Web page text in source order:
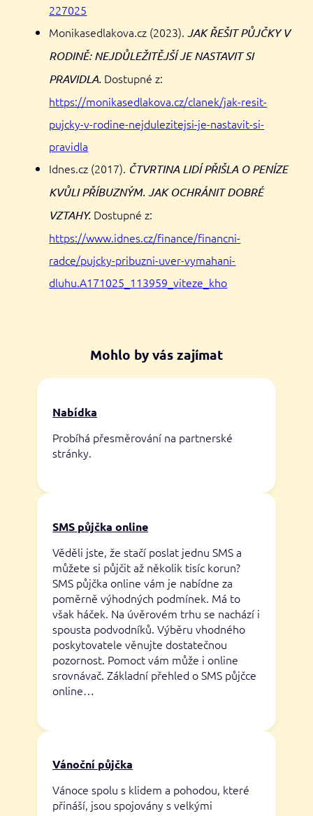
227025
Monikasedlakova.cz (2023).JAK ŘEŠIT PŮJČKY V
RODINĚ: NEJDŮLEŽITĚJŠÍ JE NASTAVIT SI
PRAVIDLA. Dostupné z:
https://monikasedlakova.cz/clanek/jak-resit-
pujcky-v-rodine-nejdulezitejsi-je-nastavit-si-
pravidla
Idnes.cz (2017). ČTVRTINA LIDÍ PŘIŠLA O PENÍZE
KVŮLI PŘÍBUZNÝM. JAK OCHRÁNIT DOBRÉ
VZTAHY. Dostupné z:
https://www.idnes.cz/finance/financni-
radce/pujcky-pribuzni-uver-vymahani-
dluhu.A171025_113959_viteze_kho
Mohlo by vás zajímat
Nabídka
Probíhá přesměrování na partnerské
stránky.
SMS půjčka online
Věděli jste, že stačí poslat jednu SMS a
můžete si půjčit až několik tisíc korun?
SMS půjčka online vám je nabídne za
poměrně výhodných podmínek. Má to
však háček. Na úvěrovém trhu se nachází i
spousta podvodníků. Výběru vhodného
poskytovatele věnujte dostatečnou
pozornost. Pomoct vám může i online
srovnávač. Základní přehled o SMS půjčce
online…
Vánoční půjčka
Vánoce spolu s klidem a pohodou, které
přináší, jsou spojovány s velkými